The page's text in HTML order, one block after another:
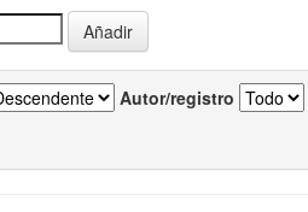
Autor/registro